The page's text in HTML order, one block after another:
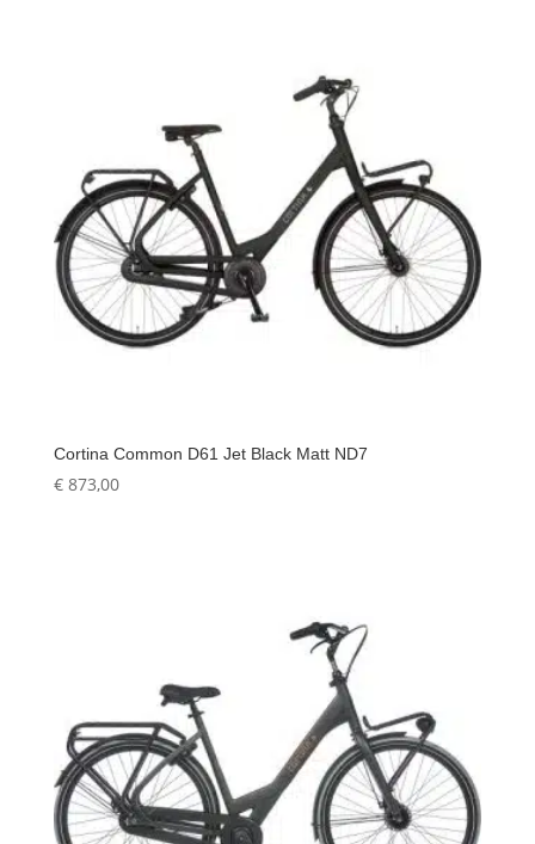
Cortina Common D61 Jet Black Matt ND7
€873,00